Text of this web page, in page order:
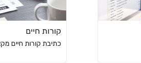
קורות חיים
כתיבת קורות חיים